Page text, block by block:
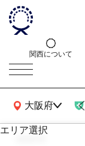
関西について
大阪府
関西広域MAP
エリア選択
エ
search